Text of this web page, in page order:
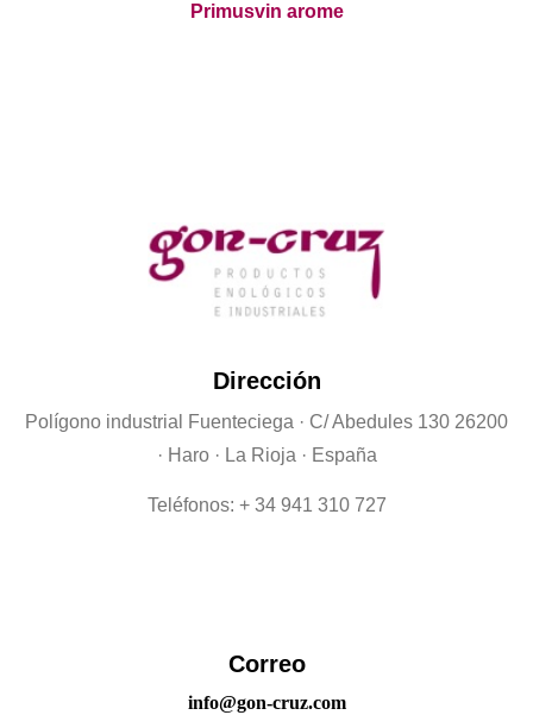
Primusvin arome
Dirección
Polígono industrial Fuenteciega · C/ Abedules 130 26200
· Haro · La Rioja · España
Teléfonos: + 34 941 310 727
Correo
info@gon-cruz.com